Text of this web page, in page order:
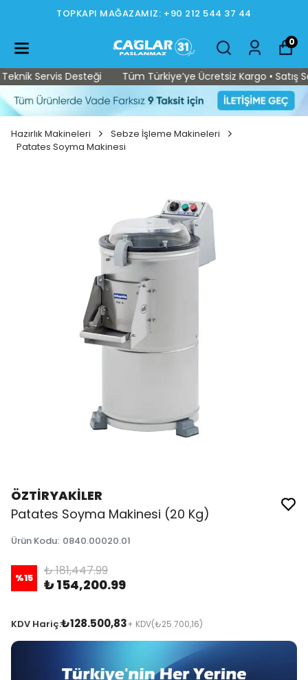
TOPKAPI MAĞAZAMIZ: +90 212 544 37 44
0
Servis Desteği Tüm Türkiye’ye Ücretsiz Kargo • Satış
Hazırlık Makineleri
Sebze İşleme Makineleri
Patates Soyma Makinesi
ÖZTİRYAKİLER
Patates Soyma Makinesi (20 Kg)
Ürün Kodu: 0840.00020.01
%15 ₺ 181,447.99
₺ 154,200.99
KDV Hariç:₺128.500,83+ KDV(₺25.700,16)